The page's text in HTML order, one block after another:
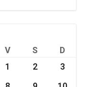
V S
D
1
2
3